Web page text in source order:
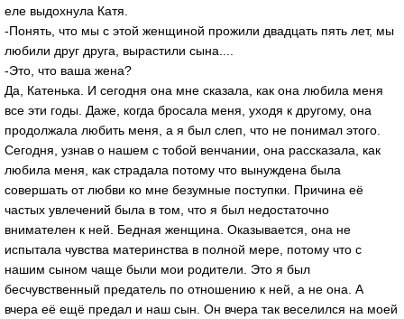
еле выдохнула Катя.
-Понять, что мы с этой женщиной прожили двадцать пять лет, мы
любили друг друга, вырастили сына....
-Это, что ваша жена?
Да, Катенька. И сегодня она мне сказала, как она любила меня
все эти годы. Даже, когда бросала меня, уходя к другому, она
продолжала любить меня, а я был слеп, что не понимал этого.
Сегодня, узнав о нашем с тобой венчании, она рассказала, как
любила меня, как страдала потому что вынуждена была
совершать от любви ко мне безумные поступки. Причина её
частых увлечений была в том, что я был недостаточно
внимателен к ней. Бедная женщина. Оказывается, она не
испытала чувства материнства в полной мере, потому что с
нашим сыном чаще были мои родители. Это я был
бесчувственный предатель по отношению к ней, а не она. А
вчера её ещё предал и наш сын. Он вчера так веселился на моей